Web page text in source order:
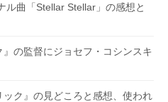
ル曲「Stellar Stellar」の感想と
の監督にジョセフ・コシンスキ
ク』の見どころと感想、使われ